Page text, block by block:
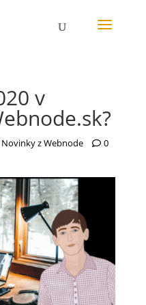
v
Novinky z Webnode
0